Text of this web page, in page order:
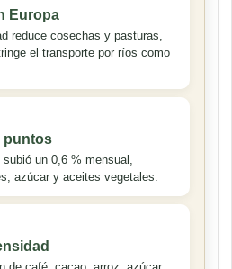
Europa
reduce cosechas y pasturas,
el transporte por ríos como
puntos
un 0,6 % mensual,
azúcar y aceites vegetales.